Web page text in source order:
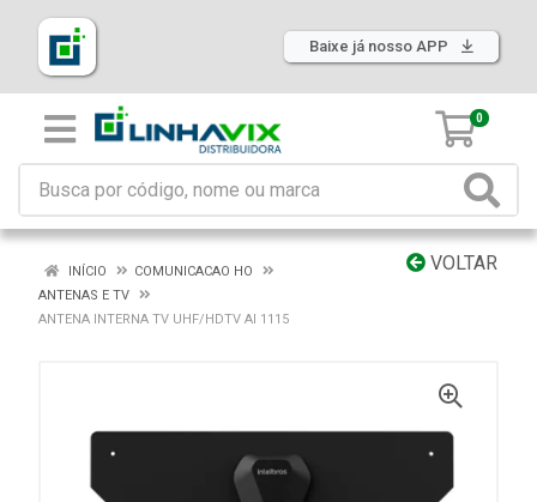
Baixe já nosso APP
0
VOLTAR
INÍCIO
COMUNICACAO HO
ANTENAS E TV
ANTENA INTERNA TV UHF/HDTV AI 1115